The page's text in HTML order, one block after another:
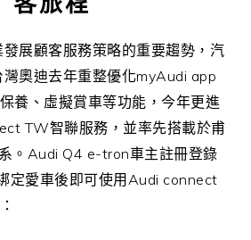
展顧客服務策略的重要趨勢，汽
奧迪去年重整優化myAudi app
養、虛擬賞車等功能，今年更進
TW智聯服務，並率先搭載於甫
。 Audi Q4 e-tron車主註冊登錄
定愛車後即可使用 Audi connect